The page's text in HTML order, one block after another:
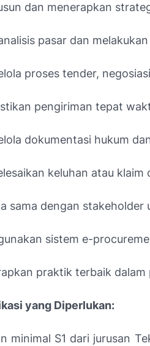
dan menerapkan
pasar dan
proses tender,
pengiriman tepat
dokumentasi hukum
keluhan atau
sama dengan
sistem e-
praktik terbaik
yang Diperlukan:
minimal S1 dari jurusan